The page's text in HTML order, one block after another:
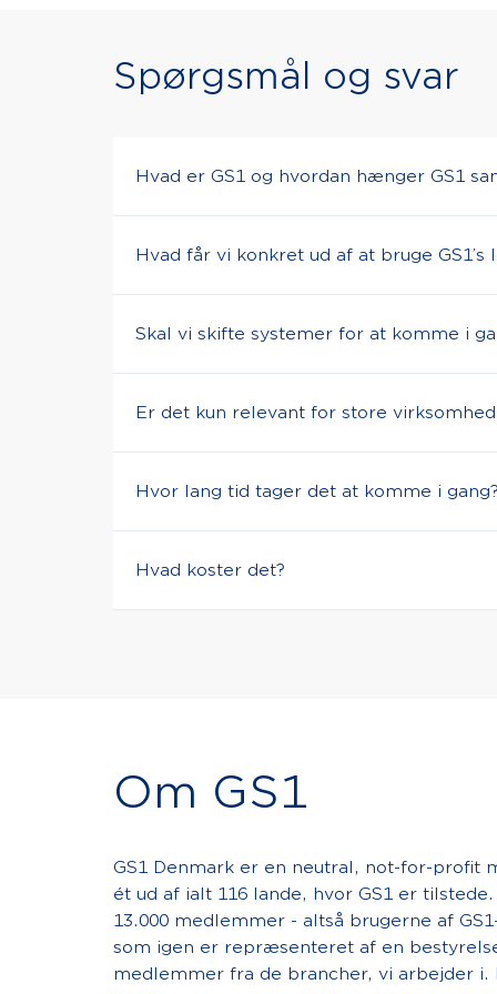
Spørgsmål og svar
Hvad er GS1 og hvordan hænger GS1
produktdata via systemer bygget på
vi det nemmere for jer at bruge og dele
Hvad får vi konkret ud af at bruge GS1’s
for jer selv at samarbejde med kunder
Skal vi skifte systemer for at komme i
løsninger kan typisk integreres med de
Er det kun relevant for store
datatunge opgaver, er det en større
Hvor lang tid tager det at komme i gang?
kort dialog og finder derefter den rigtige
Hvad koster det?
Om GS1
GS1 Denmark er en neutral, not-for-profit
ét ud af ialt 116 lande, hvor GS1 er
13.000 medlemmer - altså brugerne af
som igen er repræsenteret af en
medlemmer fra de brancher, vi arbejder i.